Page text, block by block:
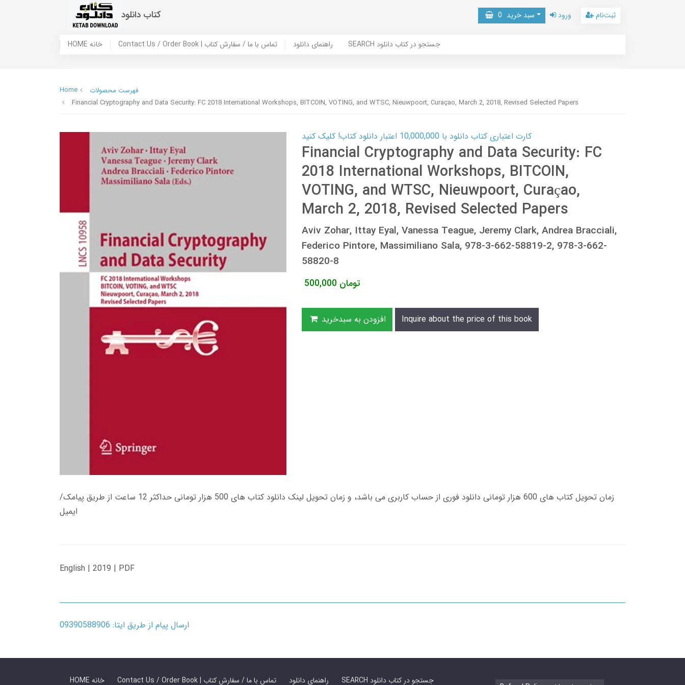
کتاب دانلود سبد خرید 0 ورود ثبت‌نام
HOME خانه Contact Us / Order Book | تماس با ما / سفارش کتاب راهنمای دانلود SEARCH جستجو در کتاب دانلود
Home
فهرست محصولات
Financial Cryptography and Data Security: FC 2018 International Workshops, BITCOIN, VOTING, and WTSC, Nieuwpoort, Curaçao, March 2, 2018, Revised Selected Papers
کارت اعتباری کتاب دانلود با 10,000,000 اعتبار دانلود کتاب! کلیک کنید
Financial Cryptography and Data Security: FC
2018 International Workshops, BITCOIN,
VOTING, and WTSC, Nieuwpoort, Curaçao,
March 2, 2018, Revised Selected Papers
Aviv Zohar, Ittay Eyal, Vanessa Teague, Jeremy Clark, Andrea Bracciali,
Federico Pintore, Massimiliano Sala, 978-3-662-58819-2, 978-3-662-
58820-8
500,000 تومان
افزودن به سبدخرید Inquire about the price of this book
زمان تحویل کتاب های 600 هزار تومانی دانلود فوری از حساب کاربری می باشد، و زمان تحویل لینک دانلود کتاب های 500 هزار تومانی حداکثر 12 ساعت از طریق پیامک/
ایمیل
English | 2019 | PDF
ارسال پیام از طریق ایتا: 09390588906
HOME خانه Contact Us / Order Book | تماس با ما / سفارش کتاب راهنمای دانلود SEARCH جستجو در کتاب دانلود